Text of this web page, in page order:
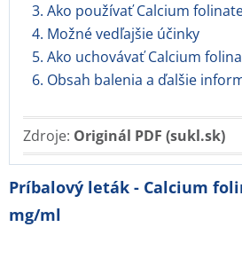
3. Ako používať Calcium
4. Možné vedľajšie účinky
5. Ako uchovávať Calcium
6. Obsah balenia a ďalšie
Zdroje: Originál PDF (sukl.sk)
Príbalový leták - Calcium
mg/ml